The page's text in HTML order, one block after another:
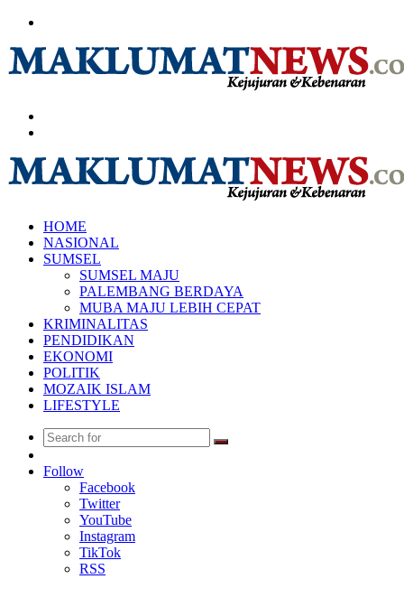
HOME
NASIONAL
SUMSEL
SUMSEL MAJU
PALEMBANG BERDAYA
MUBA MAJU LEBIH CEPAT
KRIMINALITAS
PENDIDIKAN
EKONOMI
POLITIK
MOZAIK ISLAM
LIFESTYLE
Search
Article
Follow
Facebook
Twitter
YouTube
Instagram
TikTok
RSS